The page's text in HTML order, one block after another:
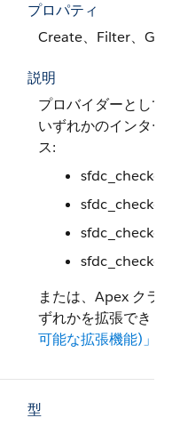
プロパティ
Create、Filter、
説明
プロバイダーとし
いずれかのインタ
ス:
または、Apex クラ
ずれかを拡張できま
可能な拡張機能)」
型